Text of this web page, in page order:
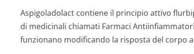
Aspigoladolact contiene il principio attivo
di medicinali chiamati Farmaci
funzionano modificando la risposta del corpo